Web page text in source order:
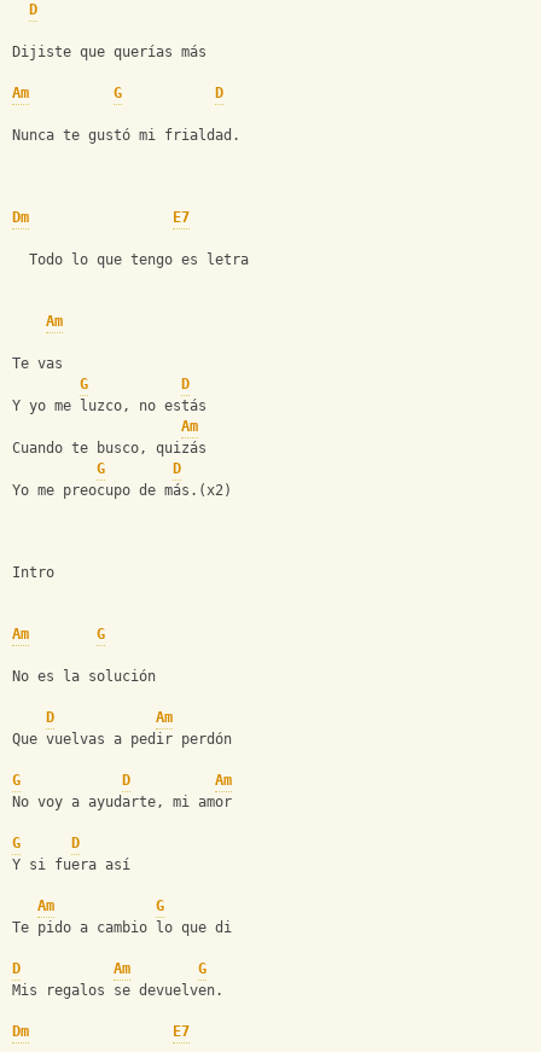
D
Dijiste que querías más
Am G D
Nunca te gustó mi frialdad.
Dm E7
  Todo lo que tengo es letra
Am
Te vas
G
D
Y yo me luzco, no estás
Am
Cuando te busco, quizás
G
D
Yo me preocupo de más.(x2)
Intro
Am G
No es la solución
D
Am
Que vuelvas a pedir perdón
G D
Am
No voy a ayudarte, mi amor
G
D
Y si fuera así
Am
G
Te pido a cambio lo que di
D Am
G
Mis regalos se devuelven.
Dm E7